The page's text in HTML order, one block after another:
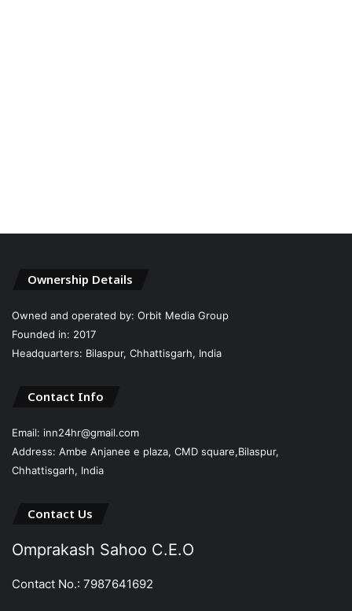
Ownership Details
Owned and operated by: Orbit Media Group
Founded in: 2017
Headquarters: Bilaspur, Chhattisgarh, India
Contact Info
Email: inn24hr@gmail.com
Address: Ambe Anjanee e plaza, CMD square,Bilaspur,
Chhattisgarh, India
Contact Us
Omprakash Sahoo C.E.O
Contact No.: 7987641692